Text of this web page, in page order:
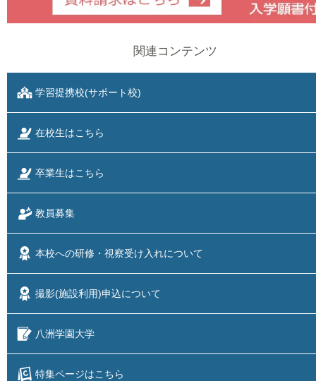
関連コンテンツ
学習提携校(サポート校)
在校生はこちら
卒業生はこちら
教員募集
本校への研修・視察受け入れについて
撮影(施設利用)申込について
八洲学園大学
特集ページはこちら